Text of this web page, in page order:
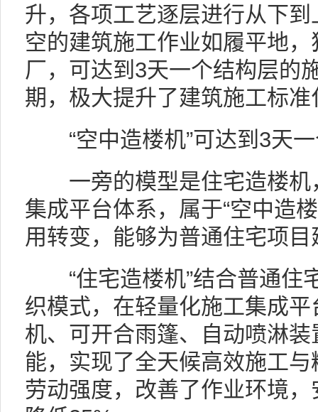
升，各项工艺逐层进行从下
空的建筑施工作业如履平地
厂，可达到3天一个结构层的
期，极大提升了建筑施工标
“空中造楼机”可达到3天一
一旁的模型是住宅造楼机
集成平台体系，属于“空中造
用转变，能够为普通住宅项目
“住宅造楼机”结合普通住
织模式，在轻量化施工集成
机、可开合雨篷、自动喷淋
能，实现了全天候高效施工
劳动强度，改善了作业环境